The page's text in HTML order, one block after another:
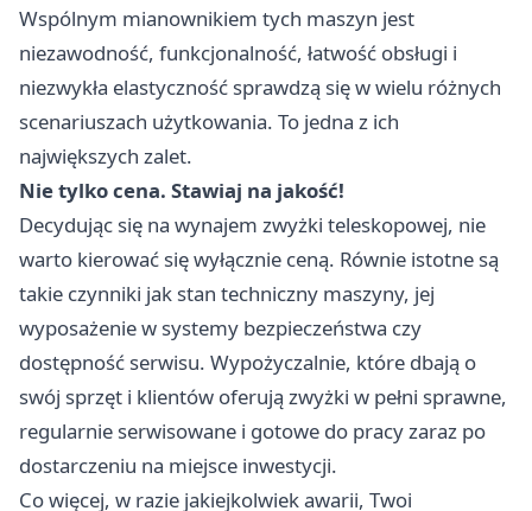
Wspólnym mianownikiem tych maszyn jest
niezawodność, funkcjonalność, łatwość obsługi i
niezwykła elastyczność sprawdzą się w wielu różnych
scenariuszach użytkowania. To jedna z ich
największych zalet.
Nie tylko cena. Stawiaj na jakość!
Decydując się na wynajem zwyżki teleskopowej, nie
warto kierować się wyłącznie ceną. Równie istotne są
takie czynniki jak stan techniczny maszyny, jej
wyposażenie w systemy bezpieczeństwa czy
dostępność serwisu. Wypożyczalnie, które dbają o
swój sprzęt i klientów oferują zwyżki w pełni sprawne,
regularnie serwisowane i gotowe do pracy zaraz po
dostarczeniu na miejsce inwestycji.
Co więcej, w razie jakiejkolwiek awarii, Twoi